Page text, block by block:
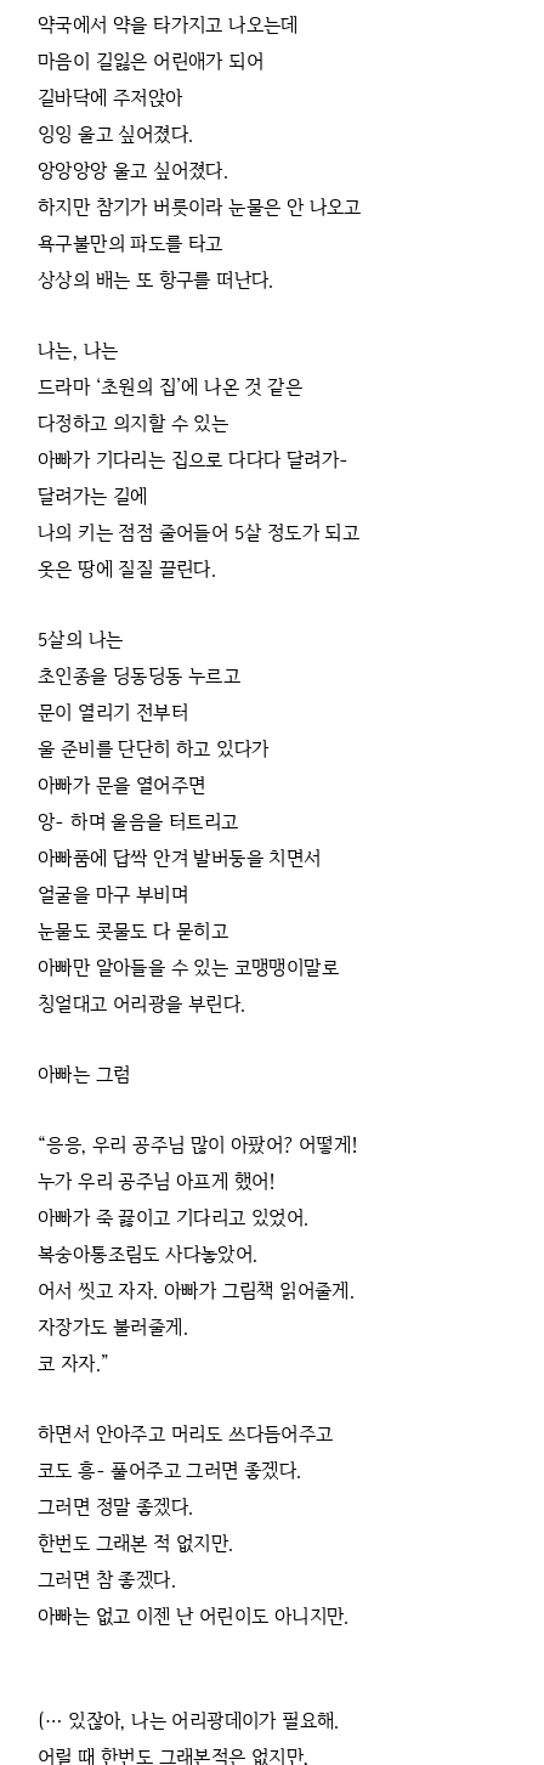
약국에서 약을 타가지고 나오는데
마음이 길잃은 어린애가 되어
길바닥에 주저앉아
잉잉 울고 싶어졌다.
앙앙앙앙 울고 싶어졌다.
하지만 참기가 버릇이라 눈물은 안 나오고
욕구불만의 파도를 타고
상상의 배는 또 항구를 떠난다.
나는, 나는
드라마 ‘초원의 집’에 나온 것 같은
다정하고 의지할 수 있는
아빠가 기다리는 집으로 다다다 달려가-
달려가는 길에
나의 키는 점점 줄어들어 5살 정도가 되고
옷은 땅에 질질 끌린다.
5살의 나는
초인종을 딩동딩동 누르고
문이 열리기 전부터
울 준비를 단단히 하고 있다가
아빠가 문을 열어주면
앙- 하며 울음을 터트리고
아빠품에 답싹 안겨 발버둥을 치면서
얼굴을 마구 부비며
눈물도 콧물도 다 묻히고
아빠만 알아들을 수 있는 코맹맹이말로
칭얼대고 어리광을 부린다.
아빠는 그럼
“응응, 우리 공주님 많이 아팠어? 어떻게!
누가 우리 공주님 아프게 했어!
아빠가 죽 끓이고 기다리고 있었어.
복숭아통조림도 사다놓았어.
어서 씻고 자자. 아빠가 그림책 읽어줄게.
자장가도 불러줄게.
코 자자.”
하면서 안아주고 머리도 쓰다듬어주고
코도 흥- 풀어주고 그러면 좋겠다.
그러면 정말 좋겠다.
한번도 그래본 적 없지만.
그러면 참 좋겠다.
아빠는 없고 이젠 난 어린이도 아니지만.
(… 있잖아, 나는 어리광데이가 필요해.
어릴 때 한번도 그래본적은 없지만,